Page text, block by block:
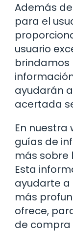
Además
para el
usuario
brindamos
ayudarán
acertada
En
guías de
más sobre
Esta
ayudarte a
más
ofrece,
de